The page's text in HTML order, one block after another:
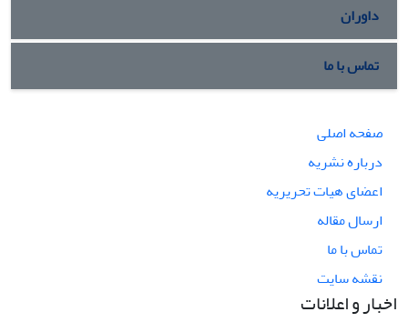
داوران
تماس با ما
صفحه اصلی
درباره نشریه
اعضای هیات تحریریه
ارسال مقاله
تماس با ما
نقشه سایت
اخبار و اعلانات